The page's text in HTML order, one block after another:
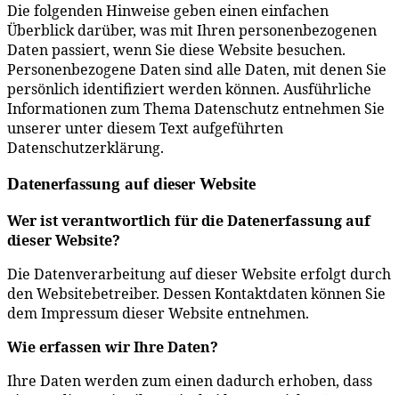
Die folgenden Hinweise geben einen einfachen
Überblick darüber, was mit Ihren personenbezogenen
Daten passiert, wenn Sie diese Website besuchen.
Personenbezogene Daten sind alle Daten, mit denen Sie
persönlich identifiziert werden können. Ausführliche
Informationen zum Thema Datenschutz entnehmen Sie
unserer unter diesem Text aufgeführten
Datenschutzerklärung.
Datenerfassung auf dieser Website
Wer ist verantwortlich für die Datenerfassung auf
dieser Website?
Die Datenverarbeitung auf dieser Website erfolgt durch
den Websitebetreiber. Dessen Kontaktdaten können Sie
dem Impressum dieser Website entnehmen.
Wie erfassen wir Ihre Daten?
Ihre Daten werden zum einen dadurch erhoben, dass